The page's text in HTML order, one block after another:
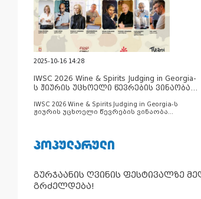
2025-10-16 14:28
IWSC 2026 Wine & Spirits Judging in Georgia-
ს ჟიურის უცხოელი წევრების ვინაობა
IWSC 2026 Wine & Spirits Judging in Georgia-ს
ჟიურის უცხოელი წევრების ვინაობა
ᲞᲝᲞᲣᲚᲐᲠᲣᲚᲘ
გურჯაანის ღვინის ფესტივალზე
გრძელდება!